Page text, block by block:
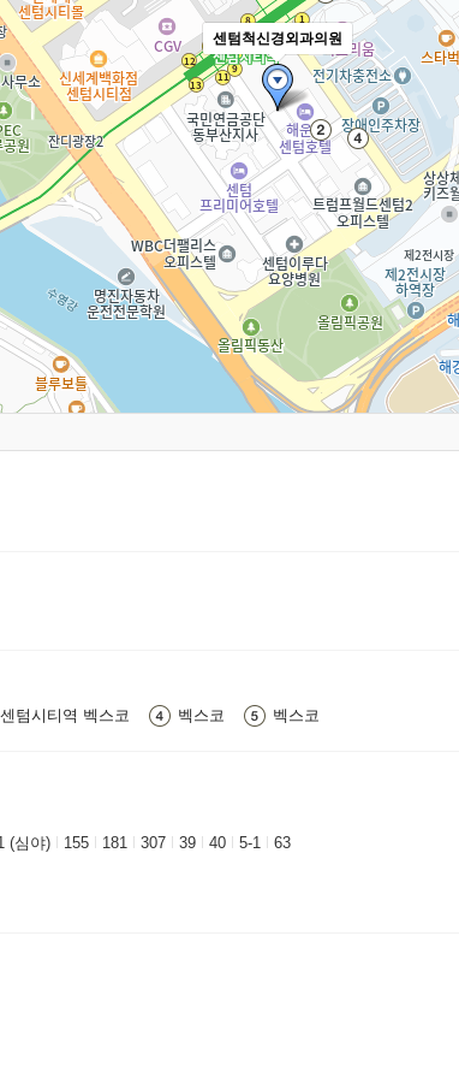
센텀척신경외과의원
센텀시티역 벡스코 벡스코 벡스코
(심야) 155 181 307 39 40 5-1
63